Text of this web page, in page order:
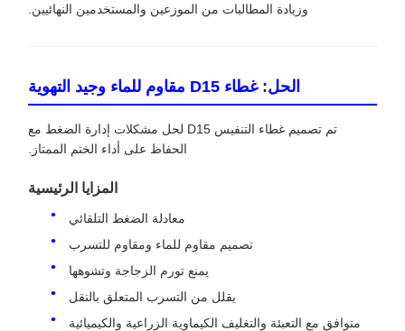
وزيادة المطالبات من الموزعين والمستخدمين النهائيين.
الحل: غطاء D15 مقاوم للماء وجيد التهوية
تم تصميم غطاء التنفيس D15 لحل مشكلات إدارة الضغط مع
الحفاظ على أداء الختم الممتاز.
المزايا الرئيسية
معادلة الضغط التلقائي
تصميم مقاوم للماء ومقاوم للتسرب
يمنع تورم الزجاجة وتشوهها
يقلل من التسرب المتعلق بالنقل
متوافق مع التعبئة والتغليف الكيماوية الزراعية والكيميائية